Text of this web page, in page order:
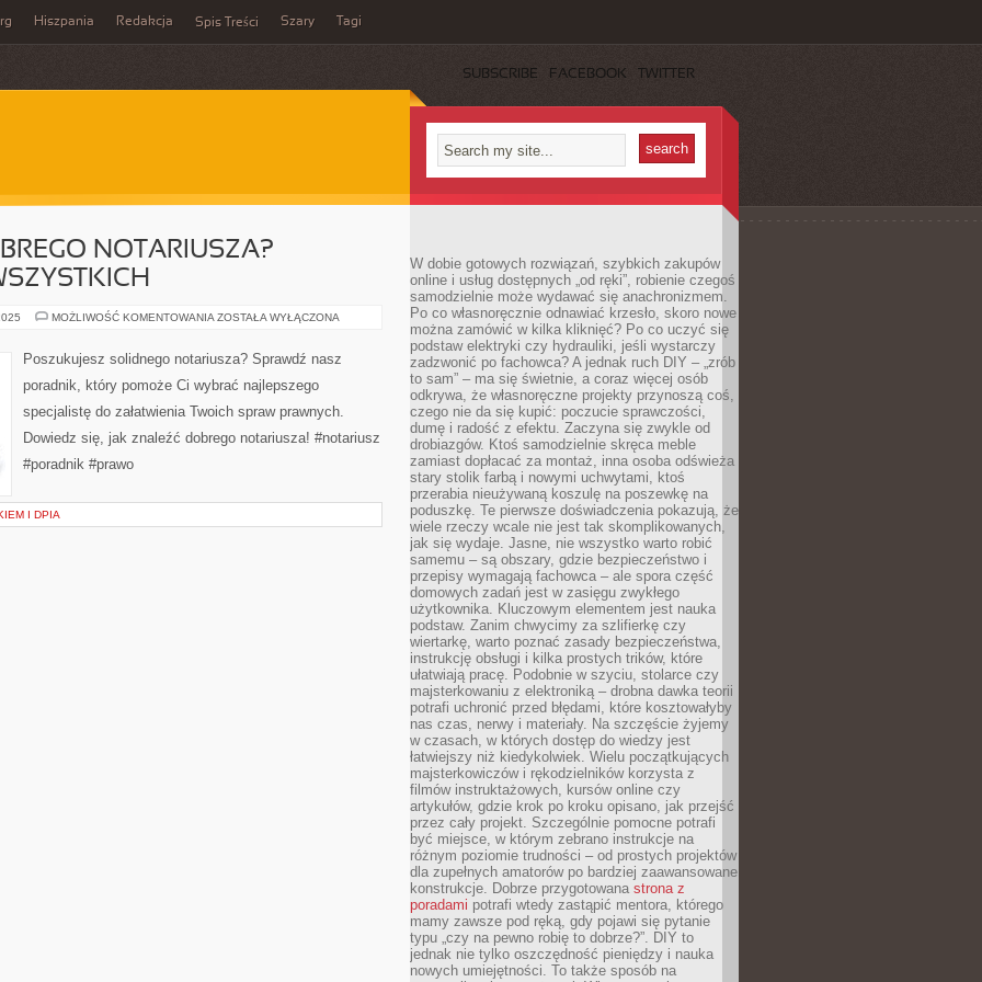
Hiszpania Redakcja Spis Treści Szary Tagi
SUBSCRIBE FACEBOOK TWITTER
NOTARIUSZA?
MOŻLIWOŚĆ KOMENTOWANIA JAK
NOTARIUSZA?
PORADNIK
WSZYSTKICH
ZOSTAŁA WYŁĄCZONA
Poszukujesz solidnego notariusza? Sprawdź nasz
poradnik, który pomoże Ci wybrać najlepszego
specjalistę do załatwienia Twoich spraw prawnych.
Dowiedz się, jak znaleźć dobrego notariusza! #notariusz
#poradnik #prawo
I DPIA
W dobie gotowych rozwiązań, szybkich zakupów
online i usług dostępnych „od ręki”, robienie czegoś
samodzielnie może wydawać się anachronizmem.
Po co własnoręcznie odnawiać krzesło, skoro nowe
można zamówić w kilka kliknięć? Po co uczyć się
podstaw elektryki czy hydrauliki, jeśli wystarczy
zadzwonić po fachowca? A jednak ruch DIY – „zrób
to sam” – ma się świetnie, a coraz więcej osób
odkrywa, że własnoręczne projekty przynoszą coś,
czego nie da się kupić: poczucie sprawczości,
dumę i radość z efektu. Zaczyna się zwykle od
drobiazgów. Ktoś samodzielnie skręca meble
zamiast dopłacać za montaż, inna osoba odświeża
stary stolik farbą i nowymi uchwytami, ktoś
przerabia nieużywaną koszulę na poszewkę na
poduszkę. Te pierwsze doświadczenia pokazują, że
wiele rzeczy wcale nie jest tak skomplikowanych,
jak się wydaje. Jasne, nie wszystko warto robić
samemu – są obszary, gdzie bezpieczeństwo i
przepisy wymagają fachowca – ale spora część
domowych zadań jest w zasięgu zwykłego
użytkownika. Kluczowym elementem jest nauka
podstaw. Zanim chwycimy za szlifierkę czy
wiertarkę, warto poznać zasady bezpieczeństwa,
instrukcję obsługi i kilka prostych trików, które
ułatwiają pracę. Podobnie w szyciu, stolarce czy
majsterkowaniu z elektroniką – drobna dawka teorii
potrafi uchronić przed błędami, które kosztowałyby
nas czas, nerwy i materiały. Na szczęście żyjemy
w czasach, w których dostęp do wiedzy jest
łatwiejszy niż kiedykolwiek. Wielu początkujących
majsterkowiczów i rękodzielników korzysta z
filmów instruktażowych, kursów online czy
artykułów, gdzie krok po kroku opisano, jak przejść
przez cały projekt. Szczególnie pomocne potrafi
być miejsce, w którym zebrano instrukcje na
różnym poziomie trudności – od prostych projektów
dla zupełnych amatorów po bardziej zaawansowane
konstrukcje. Dobrze przygotowana strona z
poradami potrafi wtedy zastąpić mentora, którego
mamy zawsze pod ręką, gdy pojawi się pytanie
typu „czy na pewno robię to dobrze?”. DIY to
jednak nie tylko oszczędność pieniędzy i nauka
nowych umiejętności. To także sposób na